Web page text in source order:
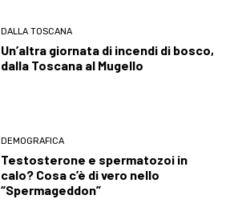
DALLA TOSCANA
Un’altra giornata di incendi di bosco,
dalla Toscana al Mugello
DEMOGRAFICA
Testosterone e spermatozoi in
calo? Cosa c’è di vero nello
“Spermageddon”